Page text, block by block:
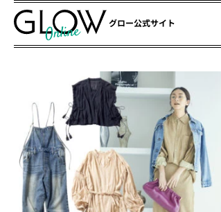
グロー公式サイト